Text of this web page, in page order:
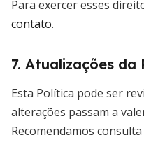
Para exercer esses
contato.
7. Atualizações da
Esta Política pode ser
alterações passam a
Recomendamos